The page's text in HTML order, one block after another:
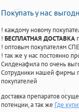
Покупать у нас
! каждому новому
! БЕСПЛАТНАЯ ДОСТАВКА
! оптовым покупателям
! так же у нас постоянно
Силденафила по очень
Cотрудники нашей фирмы
покупателей
доставка препаратов
потенции, а так же Где